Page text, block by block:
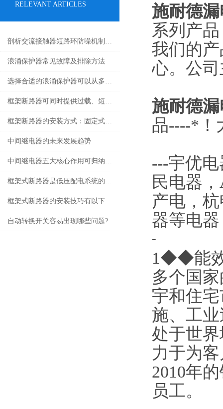
RELEVANT ARTICLES
剖析交流接触器短路环防噪机制与电气安全操作红线
浪涌保护器常见故障及排除方法
选择合适的浪涌保护器可以从多个角度探讨
框架断路器可同时提供过载、短路、漏电保护功能
框架断路器的安装方式：固定式，插入式，抽出式
中间继电器的未来发展趋势
中间继电器五大核心作用可归纳如下
框架式断路器是低压配电系统的核心保护设备
框架式断路器的安装技巧有以下这些
自动转换开关容易出现哪些问题?
施耐德
系列产
我们的
心。公
施耐德
品----*！
---宇优
民电器
产电，
器等电
-
1◆◆能效
多个国
宇和住
施、工
处于世
力于为
2010年
员工。